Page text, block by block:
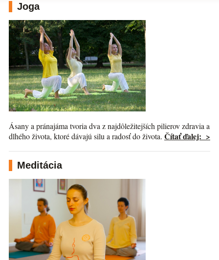
Joga
Ásany a pránajáma tvoria dva z najdôležitejších pilierov zdravia a
dlhého života, ktoré dávajú silu a radosť do života. Čítať ďalej: >
Meditácia